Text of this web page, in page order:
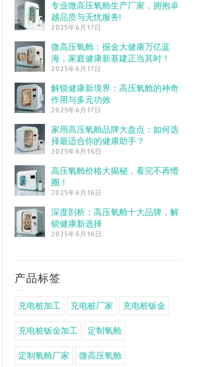
专业微高压氧舱生产厂家，拥抱卓
越品质与无忧服务!
2025年6月17日
微高压氧舱：掘金大健康万亿蓝
海，家庭健康新基建正当其时！
2025年6月17日
解锁健康新境界：高压氧舱的神奇
作用与多元功效
2025年6月17日
家用高压氧舱品牌大盘点：如何选
择最适合你的健康助手？
2025年6月16日
高压氧舱价格大揭秘，看完不再懵
圈！
2025年6月16日
深度剖析：高压氧舱十大品牌，解
锁健康新选择
2025年6月16日
产品标签
充电桩加工 充电桩厂家 充电桩钣金
充电桩钣金加工 定制氧舱
定制氧舱厂家 微高压氧舱